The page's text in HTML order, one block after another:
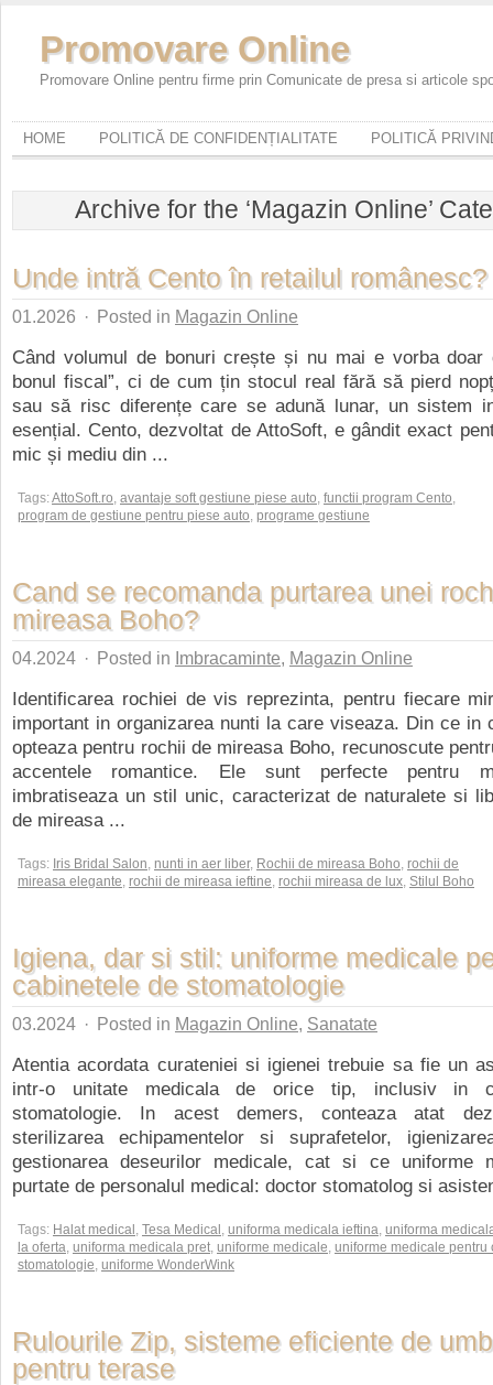
Promovare Online
Promovare Online pentru firme prin Comunicate de presa si articole
HOME POLITICĂ DE CONFIDENȚIALITATE POLITICĂ
Archive for the ‘Magazin Online’
Unde intră Cento în retailul românesc?
01.2026 · Posted in Magazin Online
Când volumul de bonuri crește și nu mai e vorba doar
bonul fiscal”, ci de cum țin stocul real fără să pierd
sau să risc diferențe care se adună lunar, un sistem
esențial. Cento, dezvoltat de AttoSoft, e gândit exact
mic și mediu din ...
Tags:AttoSoft.ro, avantaje soft gestiune piese auto, functii program Cento,
program de gestiune pentru piese auto, programe gestiune
Cand se recomanda purtarea unei
mireasa Boho?
04.2024 · Posted in Imbracaminte, Magazin Online
Identificarea rochiei de vis reprezinta, pentru fiecare
important in organizarea nunti la care viseaza. Din ce in
opteaza pentru rochii de mireasa Boho, recunoscute
accentele romantice. Ele sunt perfecte pentru
imbratiseaza un stil unic, caracterizat de naturalete si
de mireasa ...
Tags: Iris Bridal Salon, nunti in aer liber, Rochii de mireasa Boho, rochii de
mireasa elegante, rochii de mireasa ieftine, rochii mireasa de lux, Stilul Boho
Igiena, dar si stil: uniforme medicale
cabinetele de stomatologie
03.2024 · Posted in Magazin Online, Sanatate
Atentia acordata curateniei si igienei trebuie sa fie un
intr-o unitate medicala de orice tip, inclusiv in
stomatologie. In acest demers, conteaza atat
sterilizarea echipamentelor si suprafetelor,
gestionarea deseurilor medicale, cat si ce uniforme
purtate de personalul medical: doctor stomatolog si
Tags: Halat medical , Tesa Medical , uniforma medicala ieftina, uniforma
la oferta, uniforma medicala pret, uniforme medicale, uniforme medicale pentru
stomatologie, uniforme WonderWink
Rulourile Zip, sisteme eficiente de
pentru terase